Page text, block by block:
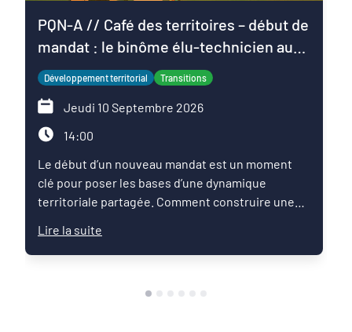
PQN-A // Café des territoires – début de
mandat : le binôme élu-technicien au
service du projet de territoire
Développement territorial Transitions
Jeudi 10 Septembre 2026
14:00
Le début d’un nouveau mandat est un moment
clé pour poser les bases d’une dynamique
territoriale partagée. Comment construire une
Comment articuler les ambitions politiques,
l’expertise des services et les enjeux du territoire
?Ce Café des territoires propose un temps
Lire la suite